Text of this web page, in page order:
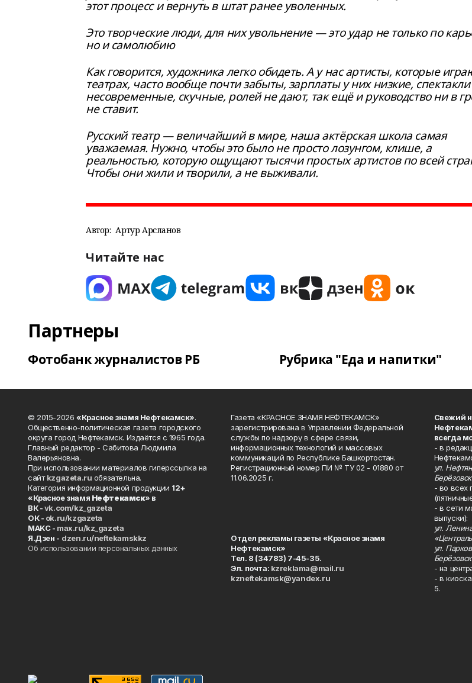
этот процесс и вернуть в штат ранее уволенных.
Это творческие люди, для них увольнение — это удар не только по
но и самолюбию
Как говорится, художника легко обидеть. А у нас артисты, которые
театрах, часто вообще почти забыты, зарплаты у них низкие, спектакли
несовременные, скучные, ролей не дают, так ещё и руководство ни в
не ставит.
Русский театр — величайший в мире, наша актёрская школа самая
уважаемая. Нужно, чтобы это было не просто лозунгом, клише, а
реальностью, которую ощущают тысячи простых артистов по всей
Чтобы они жили и творили, а не выживали.
Автор: Артур Арсланов
Читайте нас
Партнеры
Фотобанк журналистов РБ Рубрика "Еда и напитки"
© 2015-2026 «Красное знамя Нефтекамск».
Общественно-политическая газета городского
округа город Нефтекамск. Издаётся с 1965 года.
Главный редактор - Сабитова Людмила
Валерьяновна.
При использовании материалов гиперссылка на
сайтkzgazeta.ru обязательна.
Категория информационной продукции 12+
«Красное знамя Нефтекамск» в
ВК -vk.com/kz_gazeta
ОК - ok.ru/kzgazeta
MAKC - max.ru/kz_gazeta
Я.Дзен - dzen.ru/neftekamskkz
Об использовании персональных данных
Газета «КРАСНОЕ ЗНАМЯ НЕФТЕКАМСК»
зарегистрирована в Управлении Федеральной
службы по надзору в сфере связи,
информационных технологий и массовых
коммуникаций по Республике Башкортостан.
Регистрационный номер ПИ № ТУ 02 - 01880 от
11.06.2025 г.
Отдел рекламы газеты «Красное знамя
Нефтекамск»
Тел. 8 (34783) 7-45-35.
Эл. почта: kzreklama@mail.ru
kzneftekamsk@yandex.ru
Свежий
всегда
- в
ул.
- во всех
- в сети
выпуски):
ул.
ул.
- на
- в
5.